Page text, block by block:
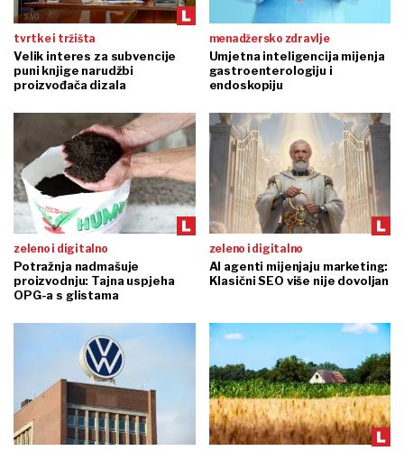
tvrtke i tržišta
Velik interes za subvencije
puni knjige narudžbi
proizvođača dizala
menadžersko zdravlje
Umjetna inteligencija mijenja
gastroenterologiju i
endoskopiju
zeleno i digitalno
Potražnja nadmašuje
proizvodnju: Tajna uspjeha
OPG-a s glistama
zeleno i digitalno
AI agenti mijenjaju marketing:
Klasični SEO više nije dovoljan